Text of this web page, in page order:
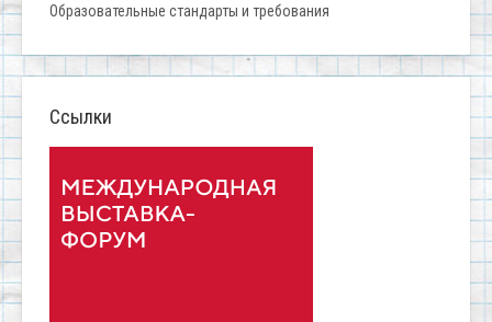
Образовательные стандарты и требования
Ссылки